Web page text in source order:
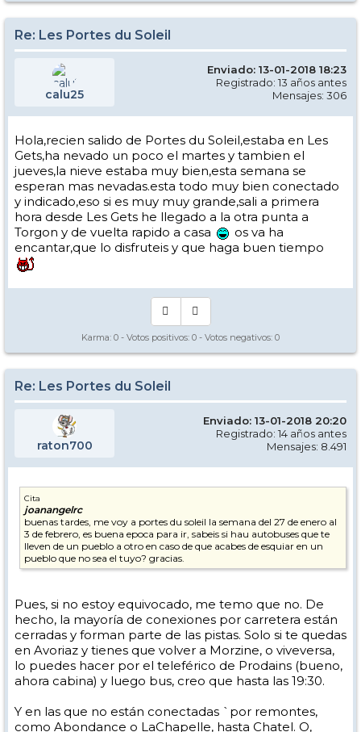
Re: Les Portes du Soleil
calu25
Enviado: 13-01-2018 18:23
Registrado: 13 años antes
Mensajes: 306
Hola,recien salido de Portes du Soleil,estaba en Les
Gets,ha nevado un poco el martes y tambien el
jueves,la nieve estaba muy bien,esta semana se
esperan mas nevadas.esta todo muy bien conectado
y indicado,eso si es muy muy grande,sali a primera
hora desde Les Gets he llegado a la otra punta a
Torgon y de vuelta rapido a casa
os va ha
encantar,que lo disfruteis y que haga buen tiempo
Karma: 0 - Votos positivos: 0 - Votos negativos: 0
Re: Les Portes du Soleil
raton700
Enviado: 13-01-2018 20:20
Registrado: 14 años antes
Mensajes: 8.491
Cita
joanangelrc
buenas tardes, me voy a portes du soleil la semana del 27 de enero al
3 de febrero, es buena epoca para ir, sabeis si hau autobuses que te
lleven de un pueblo a otro en caso de que acabes de esquiar en un
pueblo que no sea el tuyo? gracias.
Pues, si no estoy equivocado, me temo que no. De
hecho, la mayoría de conexiones por carretera están
cerradas y forman parte de las pistas. Solo si te quedas
en Avoriaz y tienes que volver a Morzine, o viveversa,
lo puedes hacer por el teleférico de Prodains (bueno,
ahora cabina) y luego bus, creo que hasta las 19:30.
Y en las que no están conectadas `por remontes,
como Abondance o LaChapelle, hasta Chatel. O,